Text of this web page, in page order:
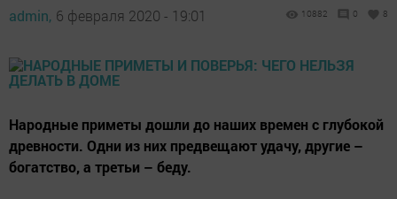
admin, 6 февраля 2020 - 19:01 10882 0 8
Народные приметы дошли до наших времен с глубокой
древности. Одни из них предвещают удачу, другие –
богатство, а третьи – беду.